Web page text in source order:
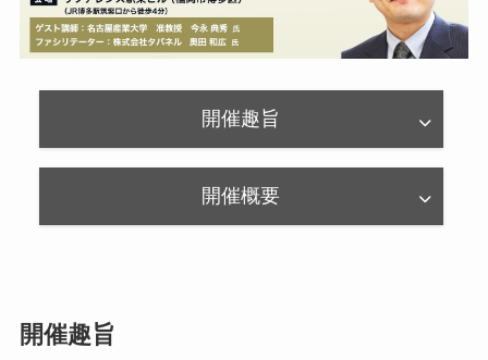
開催趣旨
開催概要
開催趣旨